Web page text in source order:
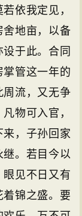
依我定见，
舍地亩，以备
于此。合同
管这一年的
周流，又无争
物可入官，
，子孙回家
继。若目今以
见不日又有
锦之盛。要